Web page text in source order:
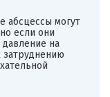
абсцессы могут
если они
на
затруднению